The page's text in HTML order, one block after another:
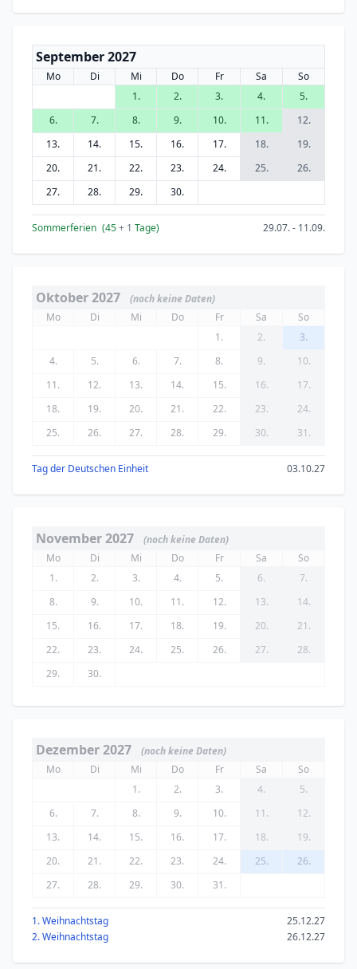
September 2027
Mo Di Mi Do Fr Sa
So
1.
2. 3. 4.
5.
6.
7. 8. 9. 10. 11.
12.
13.
14. 15. 16. 17. 18.
19.
20.
21. 22. 23. 24. 25.
26.
27.
28. 29. 30.
Sommerferien (45+ 1 Tage) 29.07. - 11.09.
Oktober 2027
(noch keine Daten)
Mo
Di Mi Do Fr Sa
So
1.
2.
3.
4.
5. 6. 7. 8. 9.
10.
11.
12. 13. 14. 15. 16.
17.
18.
19. 20. 21. 22. 23.
24.
25.
26. 27. 28. 29. 30. 31.
Tag der Deutschen Einheit 03.10.27
November 2027
(noch keine Daten)
Mo
Di Mi Do Fr Sa
So
1.
2. 3. 4. 5. 6.
7.
8.
9. 10. 11. 12. 13.
14.
15.
16. 17. 18. 19. 20.
21.
22.
23. 24. 25. 26. 27.
28.
29.
30.
Dezember 2027
(noch keine Daten)
Mo
Di Mi Do Fr Sa
So
1.
2. 3. 4.
5.
6.
7. 8. 9. 10. 11.
12.
13.
14. 15. 16. 17. 18.
19.
20.
21. 22. 23. 24. 25.
26.
27.
28. 29. 30. 31.
1. Weihnachtstag
25.12.27
2. Weihnachtstag
26.12.27